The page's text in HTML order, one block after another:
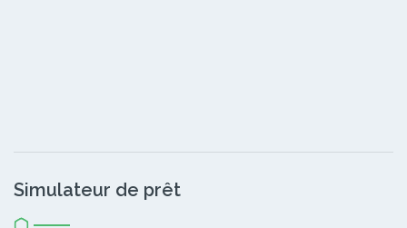
Simulateur de prêt